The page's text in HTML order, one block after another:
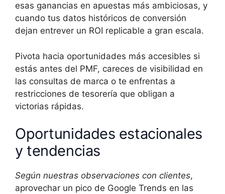
esas ganancias en apuestas más ambiciosas, y
cuando tus datos históricos de conversión
dejan entrever un ROI replicable a gran escala.
Pivota hacia oportunidades más accesibles si
estás antes del PMF, careces de visibilidad en
las consultas de marca o te enfrentas a
restricciones de tesorería que obligan a
victorias rápidas.
Oportunidades estacionales
y tendencias
Según nuestras observaciones con clientes,
aprovechar un pico de Google Trends en las